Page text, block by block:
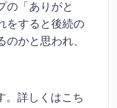
の「ありがと
をすると後続の
かと思われ、
。詳しくはこち